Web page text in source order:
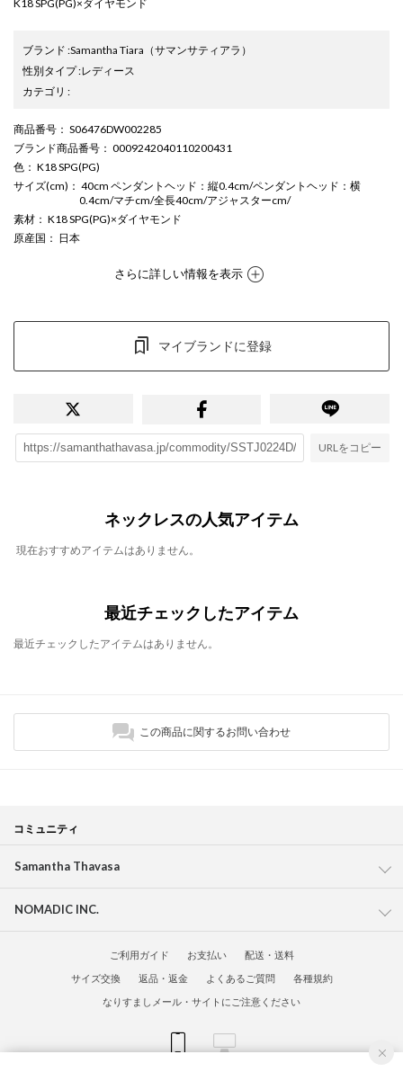
K18 SPG(PG)×ダイヤモンド
ブランド :Samantha Tiara （サマンサティアラ）
性別タイプ:レディース
カテゴリ :
商品番号 ： S06476DW002285
ブランド商品番号 ： 0009242040110200431
色 ： K18 SPG(PG)
サイズ(cm) ： 40cm ペンダントヘッド：縦0.4cm/ペンダントヘッド：横
0.4cm/マチcm/全長40cm/アジャスターcm/
素材 ： K18 SPG(PG)×ダイヤモンド
原産国 ： 日本
さらに詳しい情報を表示
マイブランドに登録
URLをコピー
ネックレスの人気アイテム
現在おすすめアイテムはありません。
最近チェックしたアイテム
最近チェックしたアイテムはありません。
この商品に関するお問い合わせ
コミュニティ
Samantha Thavasa
NOMADIC INC.
ご利用ガイド お支払い
配送・送料
サイズ交換
返品・返金 よくあるご質問
各種規約
なりすましメール・サイトにご注意ください